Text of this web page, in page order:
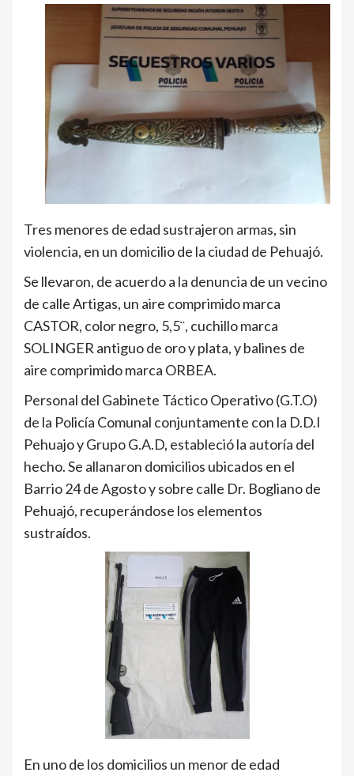
Tres menores de edad sustrajeron armas, sin
violencia, en un domicilio de la ciudad de Pehuajó.
Se llevaron, de acuerdo a la denuncia de un vecino
de calle Artigas, un aire comprimido marca
CASTOR, color negro, 5,5¨, cuchillo marca
SOLINGER antiguo de oro y plata, y balines de
aire comprimido marca ORBEA.
Personal del Gabinete Táctico Operativo (G.T.O)
de la Policía Comunal conjuntamente con la D.D.I
Pehuajo y Grupo G.A.D, estableció la autoría del
hecho. Se allanaron domicilios ubicados en el
Barrio 24 de Agosto y sobre calle Dr. Bogliano de
Pehuajó, recuperándose los elementos
sustraídos.
En uno de los domicilios un menor de edad